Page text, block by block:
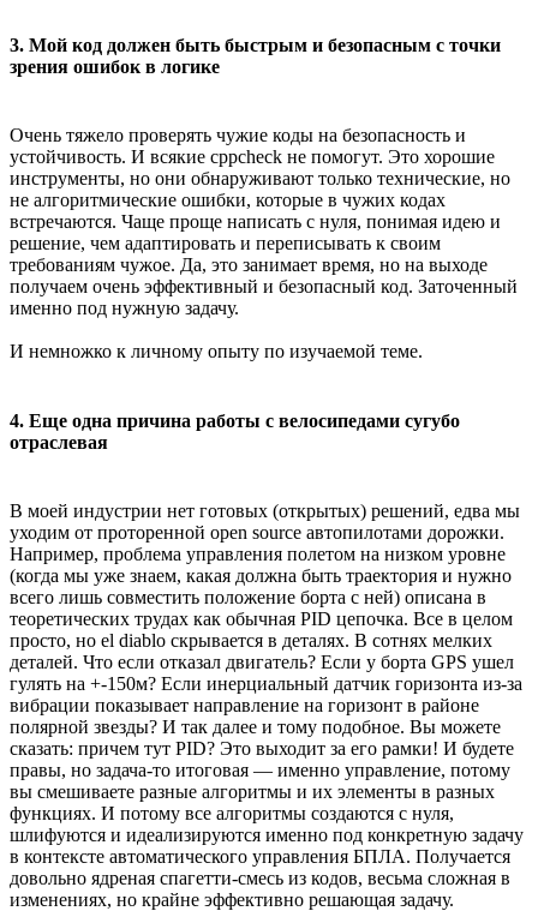
3. Мой код должен быть быстрым и безопасным с точки
зрения ошибок в логике
Очень тяжело проверять чужие коды на безопасность и
устойчивость. И всякие cppcheck не помогут. Это хорошие
инструменты, но они обнаруживают только технические, но
не алгоритмические ошибки, которые в чужих кодах
встречаются. Чаще проще написать с нуля, понимая идею и
решение, чем адаптировать и переписывать к своим
требованиям чужое. Да, это занимает время, но на выходе
получаем очень эффективный и безопасный код. Заточенный
именно под нужную задачу.
И немножко к личному опыту по изучаемой теме.
4. Еще одна причина работы с велосипедами сугубо
отраслевая
В моей индустрии нет готовых (открытых) решений, едва мы
уходим от проторенной open source автопилотами дорожки.
Например, проблема управления полетом на низком уровне
(когда мы уже знаем, какая должна быть траектория и нужно
всего лишь совместить положение борта с ней) описана в
теоретических трудах как обычная PID цепочка. Все в целом
просто, но el diablo скрывается в деталях. В сотнях мелких
деталей. Что если отказал двигатель? Если у борта GPS ушел
гулять на +-150м? Если инерциальный датчик горизонта из-за
вибрации показывает направление на горизонт в районе
полярной звезды? И так далее и тому подобное. Вы можете
сказать: причем тут PID? Это выходит за его рамки! И будете
правы, но задача-то итоговая — именно управление, потому
вы смешиваете разные алгоритмы и их элементы в разных
функциях. И потому все алгоритмы создаются с нуля,
шлифуются и идеализируются именно под конкретную задачу
в контексте автоматического управления БПЛА. Получается
довольно ядреная спагетти-смесь из кодов, весьма сложная в
изменениях, но крайне эффективно решающая задачу.